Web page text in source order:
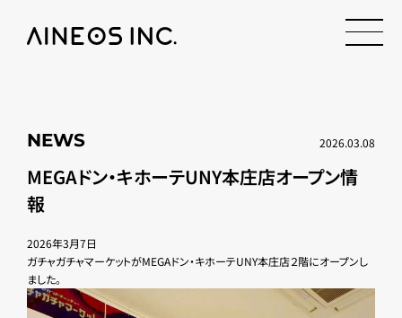
NEWS 2026.03.08
MEGAドン・キホーテUNY本庄店オープン情
報
2026年3月7日
ガチャガチャマーケットがMEGAドン・キホーテUNY本庄店２階にオープンし
ました。